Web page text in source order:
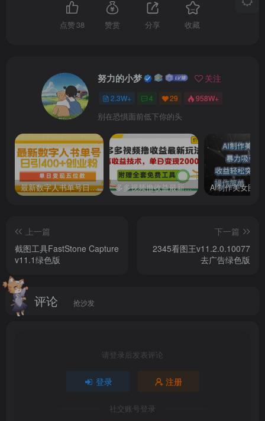
点赞38 赞赏 分享 收藏
努力的小梦 关注
2.3W+ 4 29 958W+
别在恐惧面前低下你的头
最新数字人书单号日400+创业粉，单日变现五位数，市面卖5980附软件和详… 多多视频撸收益最新玩法，高收益技术，单日变现2000+，附赠全套技术资料
上一篇
截图工具FastStone Capture
v11.1绿色版
下一篇
2345看图王v11.2.0.10077
去广告绿色版
评论 抢沙发
请登录后发表评论
登录 注册
社交账号登录